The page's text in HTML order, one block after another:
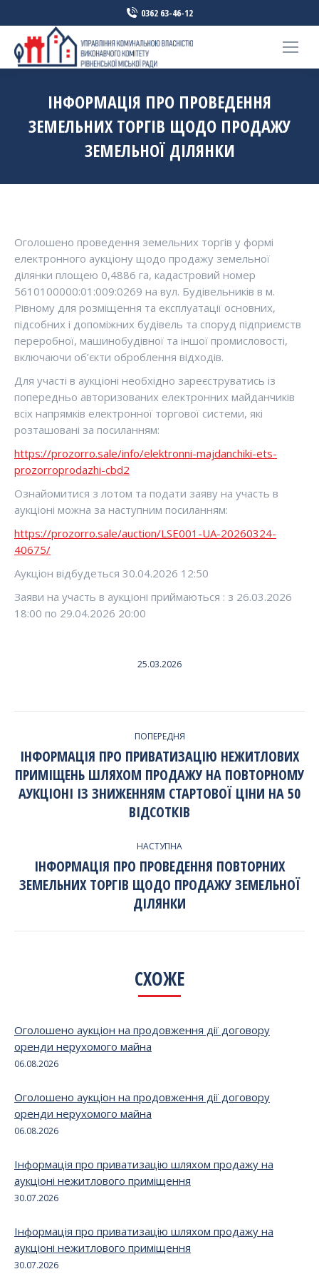
0362 63-46-12
ІНФОРМАЦІЯ ПРО ПРОВЕДЕННЯ
ЗЕМЕЛЬНИХ ТОРГІВ ЩОДО ПРОДАЖУ
ЗЕМЕЛЬНОЇ ДІЛЯНКИ
Оголошено проведення земельних торгів у формі
електронного аукціону щодо продажу земельної
ділянки площею 0,4886 га, кадастровий номер
5610100000:01:009:0269 на вул. Будівельників в м.
Рівному для розміщення та експлуатації основних,
підсобних і допоміжних будівель та споруд підприємств
переробної, машинобудівної та іншої промисловості,
включаючи об’єкти оброблення відходів.
Для участі в аукціоні необхідно зареєструватись із
попередньо авторизованих електронних майданчиків
всіх напрямків електронної торгової системи, які
розташовані за посиланням:
https://prozorro.sale/info/elektronni-majdanchiki-ets-
prozorroprodazhi-cbd2
Ознайомитися з лотом та подати заяву на участь в
аукціоні можна за наступним посиланням:
https://prozorro.sale/auction/LSE001-UA-20260324-
40675/
Аукціон відбудеться 30.04.2026 12:50
Заяви на участь в аукціоні приймаються : з 26.03.2026
18:00 по 29.04.2026 20:00
25.03.2026
ПО
ЗАПИСЯМ
ПОПЕРЕДНЯ
Попередній
запис:
ІНФОРМАЦІЯ ПРО ПРИВАТИЗАЦІЮ НЕЖИТЛОВИХ
ПРИМІЩЕНЬ ШЛЯХОМ ПРОДАЖУ НА ПОВТОРНОМУ
АУКЦІОНІ ІЗ ЗНИЖЕННЯМ СТАРТОВОЇ ЦІНИ НА 50
ВІДСОТКІВ
НАСТУПНА
Наступний
запис:
ІНФОРМАЦІЯ ПРО ПРОВЕДЕННЯ ПОВТОРНИХ
ЗЕМЕЛЬНИХ ТОРГІВ ЩОДО ПРОДАЖУ ЗЕМЕЛЬНОЇ
ДІЛЯНКИ
СХОЖЕ
Оголошено аукціон на продовження дії договору
оренди нерухомого майна
06.08.2026
Оголошено аукціон на продовження дії договору
оренди нерухомого майна
06.08.2026
Інформація про приватизацію шляхом продажу на
аукціоні нежитлового приміщення
30.07.2026
Інформація про приватизацію шляхом продажу на
аукціоні нежитлового приміщення
30.07.2026